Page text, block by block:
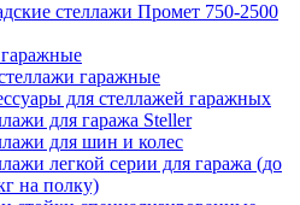
стеллажи Промет 750-2500
гаражные
для стеллажей гаражных
для гаража Steller
для шин и колес
легкой серии для гаража (до
на полку)